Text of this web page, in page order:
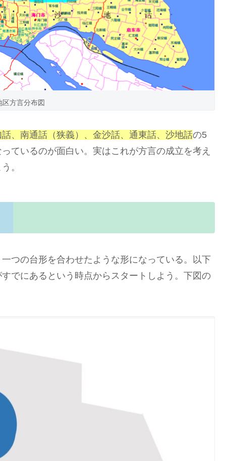
区方言分布図
話、南通話（狭義）、金沙話、通東話、沙地話の5
ているのが面白い。実はこれが方言の成立を考え
。
つの台形を合わせたような形になっている。以下
でにあるという時点からスタートしよう。下図の